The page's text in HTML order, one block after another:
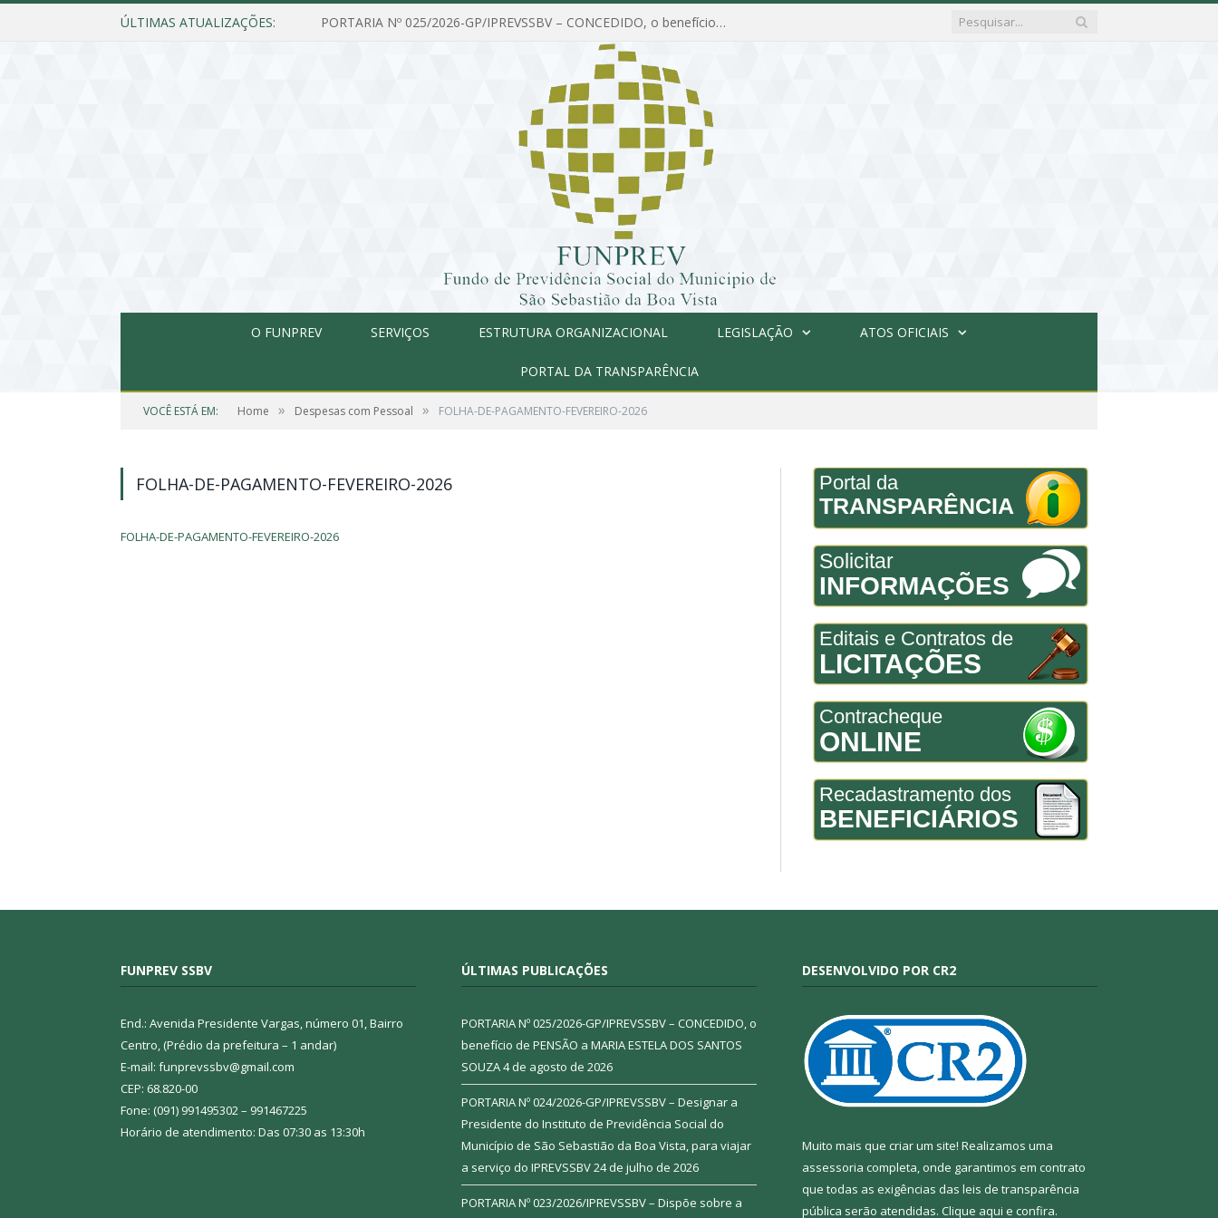
ÚLTIMAS ATUALIZAÇÕES: PORTARIA Nº 025/2026-GP/IPREVSSBV – CONCEDIDO, o benefício de PENSÃO a MARIA ESTELA DOS SANTOS SOUZA
O FUNPREV SERVIÇOS ESTRUTURA ORGANIZACIONAL LEGISLAÇÃO ATOS OFICIAIS
PORTAL DA TRANSPARÊNCIA
VOCÊ ESTÁ EM: Home » Despesas com Pessoal » FOLHA-DE-PAGAMENTO-FEVEREIRO-2026
FOLHA-DE-PAGAMENTO-FEVEREIRO-2026
FOLHA-DE-PAGAMENTO-FEVEREIRO-2026
Portal da
TRANSPARÊNCIA
Solicitar
INFORMAÇÕES
Editais e Contratos de
LICITAÇÕES
Contracheque
ONLINE
Recadastramento dos
BENEFICIÁRIOS
FUNPREV SSBV
End.: Avenida Presidente Vargas, número 01, Bairro
Centro, (Prédio da prefeitura – 1 andar)
E-mail: funprevssbv@gmail.com
CEP: 68.820-00
Fone: (091) 991495302 – 991467225
Horário de atendimento: Das 07:30 as 13:30h
ÚLTIMAS PUBLICAÇÕES
PORTARIA Nº 025/2026-GP/IPREVSSBV – CONCEDIDO, o
benefício de PENSÃO a MARIA ESTELA DOS SANTOS
SOUZA4 de agosto de 2026
PORTARIA Nº 024/2026-GP/IPREVSSBV – Designar a
Presidente do Instituto de Previdência Social do
Município de São Sebastião da Boa Vista, para viajar
a serviço do IPREVSSBV24 de julho de 2026
PORTARIA Nº 023/2026/IPREVSSBV – Dispõe sobre a
DESENVOLVIDO POR CR2
Muito mais que criar um site! Realizamos uma
assessoria completa, onde garantimos em contrato
que todas as exigências das leis de transparência
pública serão atendidas. Clique aqui e confira.